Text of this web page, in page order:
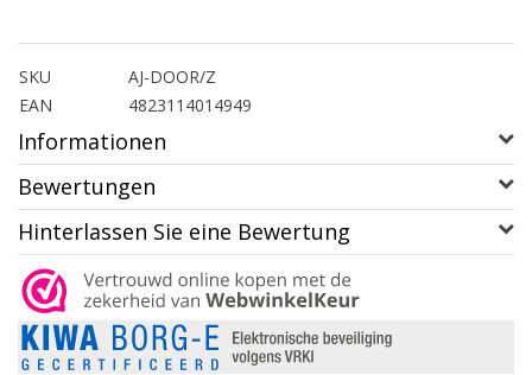
SKU
AJ-DOOR/Z
EAN
4823114014949
Informationen
Bewertungen
Hinterlassen Sie eine Bewertung